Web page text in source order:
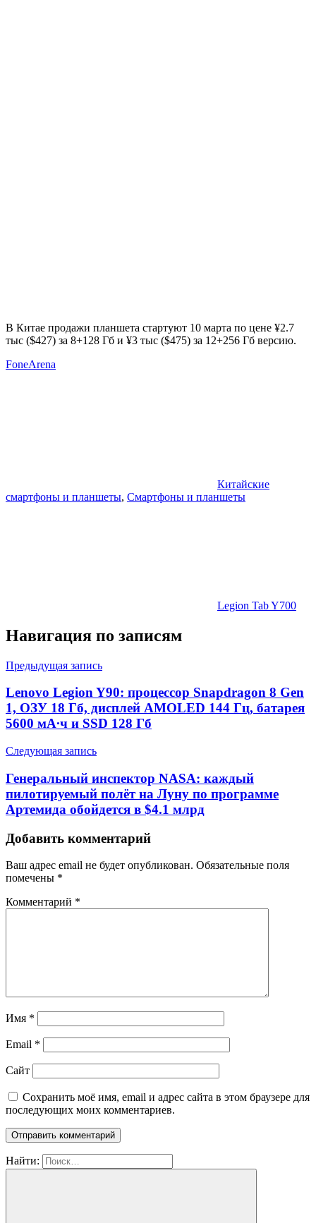
В Китае продажи планшета стартуют 10 марта по цене ¥2.7
тыс ($427) за 8+128 Гб и ¥3 тыс ($475) за 12+256 Гб версию.
FoneArena
Китайские
смартфоны и планшеты, Смартфоны и планшеты
Legion Tab Y700
Навигация по записям
Предыдущая запись
Lenovo Legion Y90: процессор Snapdragon 8 Gen
1, ОЗУ 18 Гб, дисплей AMOLED 144 Гц, батарея
5600 мА∙ч и SSD 128 Гб
Следующая запись
Генеральный инспектор NASA: каждый
пилотируемый полёт на Луну по программе
Артемида обойдется в $4.1 млрд
Добавить комментарий
Ваш адрес email не будет опубликован. Обязательные поля
помечены *
Комментарий *
Имя *
Email *
Сайт
Сохранить моё имя, email и адрес сайта в этом браузере для
последующих моих комментариев.
Найти: